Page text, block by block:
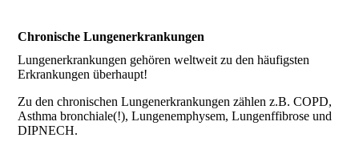
Chronische Lungenerkrankungen
Lungenerkrankungen gehören weltweit zu den häufigsten
Erkrankungen überhaupt!
Zu den chronischen Lungenerkrankungen zählen z.B. COPD,
Asthma bronchiale(!), Lungenemphysem, Lungenffibrose und
DIPNECH.